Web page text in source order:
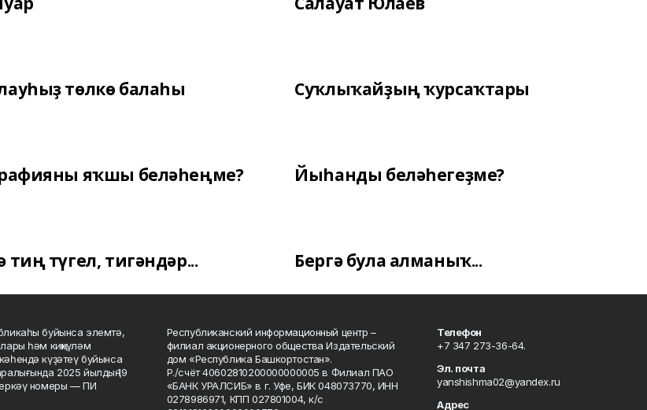
төлкө балаһы Суҡлыҡайҙың ҡурсаҡтары
яҡшы беләһеңме? Йыһанды беләһегеҙме?
тиң түгел, тигәндәр... Бергә була алманыҡ...
буйынса элемтә,
һәм киңкүләм
күҙәтеү буйынса
2025 йылдың 19
номеры — ПИ
Республиканский информационный центр –
филиал акционерного общества Издательский
дом «Республика Башкортостан».
Р./счёт 40602810200000000005 в Филиал ПАО
«БАНК УРАЛСИБ» в г. Уфе, БИК 048073770, ИНН
0278986971, КПП 027801004, к/с
Телефон
+7 347 273-36-64.
Эл. почта
yanshishma02@yandex.ru
Адрес